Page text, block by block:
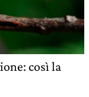
così la